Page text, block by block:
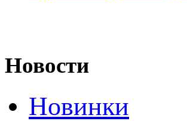
Новости
Новинки